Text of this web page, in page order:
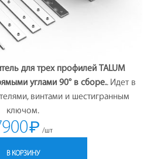
для трех профилей TALUM
углами 90° в сборе.. Идет в
винтами и шестигранным
ключом.
₽ /шт
В КОРЗИНУ